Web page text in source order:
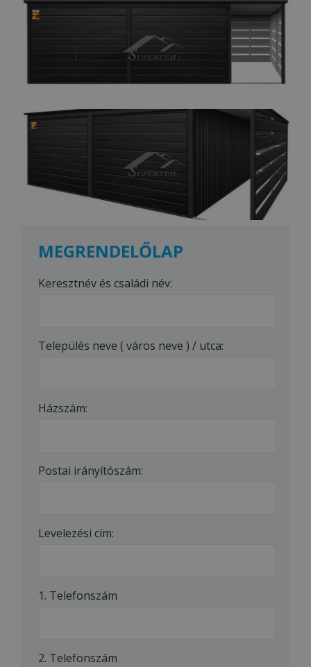
MEGRENDELŐLAP
Keresztnév és családi név:
Település neve ( város neve ) / utca:
Házszám:
Postai irányítószám:
Levelezési cím:
1. Telefonszám
2. Telefonszám